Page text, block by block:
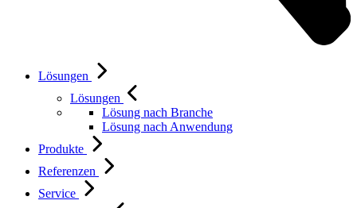
Lösungen
Lösungen
Lösung nach Branche
Lösung nach Anwendung
Produkte
Referenzen
Service